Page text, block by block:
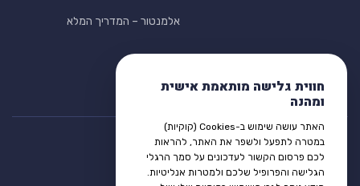
חווית גלישה מותאמת אישית
ומהנה
האתר עושה שימוש ב-Cookies (קוקיות)
במטרה לתפעל ולשפר את האתר, להראות
לכם פרסום הקשור לעדכונים על סמך הרגלי
הגלישה והפרופיל שלכם ולמטרות אנליטיות.
אלמנטור – המדריך המלא